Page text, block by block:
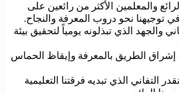
والمعلمين الأكثر من رائعين على
في توجيهنا نحو دروب المعرفة والنجاح.
والجهد الذي تبذلونه يومياً لتحقيق بيئة
الطريق بالمعرفة وإيقاظ الحماس
التفاني الذي تبديه فرقتنا التعليمية